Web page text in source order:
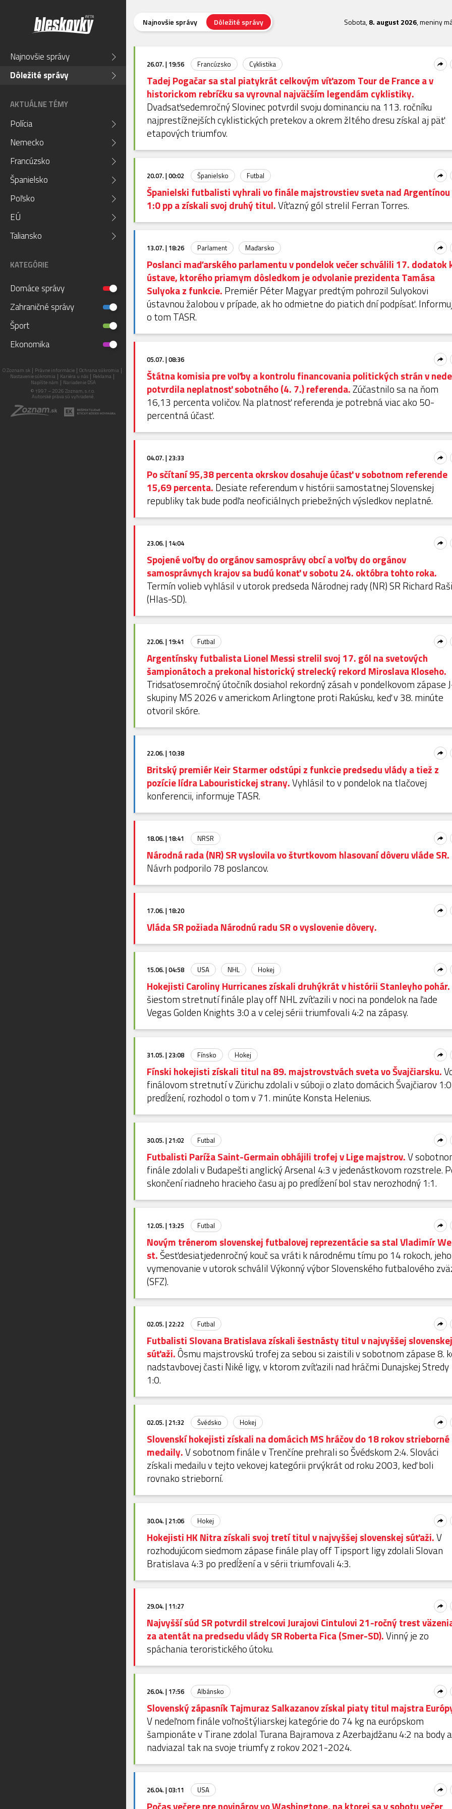
Najnovšie správy
Dôležité správy
AKTUÁLNE TÉMY
Polícia
Nemecko
Francúzsko
Španielsko
Poľsko
EÚ
Taliansko
KATEGÓRIE
Domáce správy
Zahraničné správy
Šport
Ekonomika
O Zoznam.sk Právne informácie Ochrana súkromia
Nastavenie súkromia
Kariéra u nás
Reklama
Napíšte nám
Nariadenie DSA
© 1997 – 2026 Zoznam, s.r.o.
Autorské práva sú vyhradené.
Najnovšie správy Dôležité správy Sobota,8. august 2026, meniny
26.07. | 19:56 Francúzsko Cyklistika
Tadej Pogačar sa stal piatykrát celkovým víťazom Tour de France a v
historickom rebríčku sa vyrovnal najväčším legendám cyklistiky.
Dvadsaťsedemročný Slovinec potvrdil svoju dominanciu na 113. ročníku
najprestížnejších cyklistických pretekov a okrem žltého dresu získal aj päť
etapových triumfov.
20.07. | 00:02 Španielsko Futbal
Španielski futbalisti vyhrali vo finále majstrovstiev sveta nad Argentínou
1:0 pp a získali svoj druhý titul.Víťazný gól strelil Ferran Torres.
13.07. | 18:26 Parlament Maďarsko
Poslanci maďarského parlamentu v pondelok večer schválili 17. dodatok
ústave, ktorého priamym dôsledkom je odvolanie prezidenta Tamása
Sulyoka z funkcie. Premiér Péter Magyar predtým pohrozil Sulyokovi
ústavnou žalobou v prípade, ak ho odmietne do piatich dní podpísať.
o tom TASR.
05.07. | 08:36
Štátna komisia pre voľby a kontrolu financovania politických strán v
potvrdila neplatnosť sobotného (4. 7.) referenda.Zúčastnilo sa na ňom
16,13 percenta voličov. Na platnosť referenda je potrebná viac ako 50-
percentná účasť.
04.07. | 23:33
Po sčítaní 95,38 percenta okrskov dosahuje účasť v sobotnom referende
15,69 percenta. Desiate referendum v histórii samostatnej Slovenskej
republiky tak bude podľa neoficiálnych priebežných výsledkov neplatné.
23.06. | 14:04
Spojené voľby do orgánov samosprávy obcí a voľby do orgánov
samosprávnych krajov sa budú konať v sobotu 24. októbra tohto roka.
Termín volieb vyhlásil v utorok predseda Národnej rady (NR) SR Richard Raši
(Hlas-SD).
22.06. | 19:41 Futbal
Argentínsky futbalista Lionel Messi strelil svoj 17. gól na svetových
šampionátoch a prekonal historický strelecký rekord Miroslava Kloseho.
Tridsaťosemročný útočník dosiahol rekordný zásah v pondelkovom zápase
skupiny MS 2026 v americkom Arlingtone proti Rakúsku, keď v 38. minúte
otvoril skóre.
22.06. | 10:38
Britský premiér Keir Starmer odstúpi z funkcie predsedu vlády a tiež z
pozície lídra Labouristickej strany.Vyhlásil to v pondelok na tlačovej
konferencii, informuje TASR.
18.06. | 18:41 NRSR
Národná rada (NR) SR vyslovila vo štvrtkovom hlasovaní dôveru vláde SR.
Návrh podporilo 78 poslancov.
17.06. | 18:20
Vláda SR požiada Národnú radu SR o vyslovenie dôvery.
15.06. | 04:58 USA NHL Hokej
Hokejisti Caroliny Hurricanes získali druhýkrát v histórii Stanleyho pohár.
šiestom stretnutí finále play off NHL zvíťazili v noci na pondelok na ľade
Vegas Golden Knights 3:0 a v celej sérii triumfovali 4:2 na zápasy.
31.05. | 23:08 Fínsko Hokej
Fínski hokejisti získali titul na 89. majstrovstvách sveta vo Švajčiarsku.
finálovom stretnutí v Zürichu zdolali v súboji o zlato domácich Švajčiarov
predĺžení, rozhodol o tom v 71. minúte Konsta Helenius.
30.05. | 21:02 Futbal
Futbalisti Paríža Saint-Germain obhájili trofej v Lige majstrov.V
finále zdolali v Budapešti anglický Arsenal 4:3 v jedenástkovom rozstrele.
skončení riadneho hracieho času aj po predĺžení bol stav nerozhodný 1:1.
12.05. | 13:25 Futbal
Novým trénerom slovenskej futbalovej reprezentácie sa stal Vladimír
st. Šesťdesiatjedenročný kouč sa vráti k národnému tímu po 14 rokoch, jeho
vymenovanie v utorok schválil Výkonný výbor Slovenského futbalového
(SFZ).
02.05. | 22:22 Futbal
Futbalisti Slovana Bratislava získali šestnásty titul v najvyššej slovenskej
súťaži.Ôsmu majstrovskú trofej za sebou si zaistili v sobotnom zápase 8.
nadstavbovej časti Niké ligy, v ktorom zvíťazili nad hráčmi Dunajskej Stredy
1:0.
02.05. | 21:32 Švédsko Hokej
Slovenskí hokejisti získali na domácich MS hráčov do 18 rokov strieborné
medaily.V sobotnom finále v Trenčíne prehrali so Švédskom 2:4. Slováci
získali medailu v tejto vekovej kategórii prvýkrát od roku 2003, keď boli
rovnako strieborní.
30.04. | 21:06 Hokej
Hokejisti HK Nitra získali svoj tretí titul v najvyššej slovenskej súťaži.V
rozhodujúcom siedmom zápase finále play off Tipsport ligy zdolali Slovan
Bratislava 4:3 po predĺžení a v sérii triumfovali 4:3.
29.04. | 11:27
Najvyšší súd SR potvrdil strelcovi Jurajovi Cintulovi 21-ročný trest
za atentát na predsedu vlády SR Roberta Fica (Smer-SD).Vinný je zo
spáchania teroristického útoku.
26.04. | 17:56 Albánsko
Slovenský zápasník Tajmuraz Salkazanov získal piaty titul majstra
V nedeľnom finále voľnoštýliarskej kategórie do 74 kg na európskom
šampionáte v Tirane zdolal Turana Bajramova z Azerbajdžanu 4:2 na body a
nadviazal tak na svoje triumfy z rokov 2021-2024.
26.04. | 03:11 USA